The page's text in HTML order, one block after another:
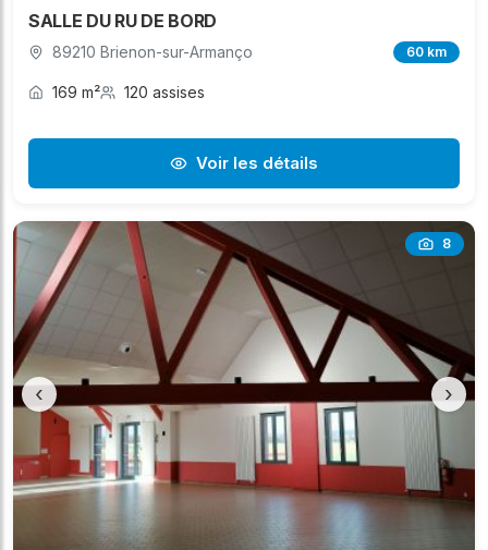
SALLE DU RU DE BORD
89210 Brienon-sur-Armanço 60 km
169 m² 120 assises
Voir les détails
8
‹ ›